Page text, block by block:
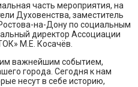
часть мероприятия, на
Духовенства, заместитель
на-Дону по социальным
директор Ассоциации
М.Е. Косачёв.
важнейшим событием,
города. Сегодня к нам
несут в себе историю,